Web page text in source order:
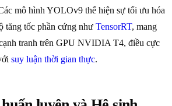
mô hình YOLOv9 thể hiện sự tối ưu hóa
tăng tốc phần cứng như TensorRT, mang
tranh trên GPU NVIDIA T4, điều cực
suy luận thời gian thực.